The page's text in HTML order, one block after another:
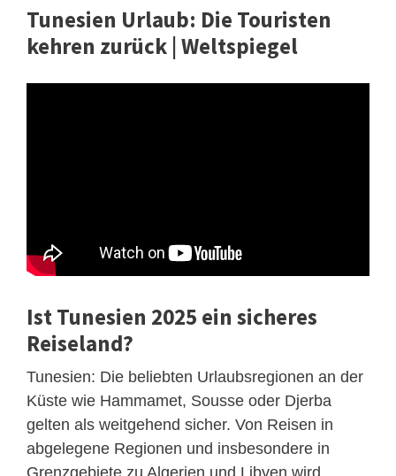
Tunesien Urlaub: Die Touristen
kehren zurück | Weltspiegel
Ist Tunesien 2025 ein sicheres
Reiseland?
Tunesien: Die beliebten Urlaubsregionen an der
Küste wie Hammamet, Sousse oder Djerba
gelten als weitgehend sicher. Von Reisen in
abgelegene Regionen und insbesondere in
Grenzgebiete zu Algerien und Libyen wird